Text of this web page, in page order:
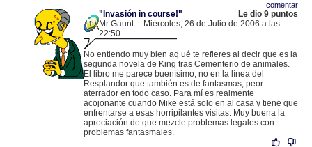
comentar
"Invasión in course!"
Le dio 9 puntos
Mr Gaunt -- Miércoles, 26 de Julio de 2006 a las
22:50.
No entiendo muy bien aq ué te refieres al decir que es la
segunda novela de King tras Cementerio de animales.
El libro me parece buenísimo, no en la línea del
Resplandor que también es de fantasmas, peor
aterrador en todo caso. Para mí es realmente
acojonante cuando Mike está solo en al casa y tiene que
enfrentarse a esas horripilantes visitas. Muy buena la
apreciación de que mezcle problemas legales con
problemas fantasmales.